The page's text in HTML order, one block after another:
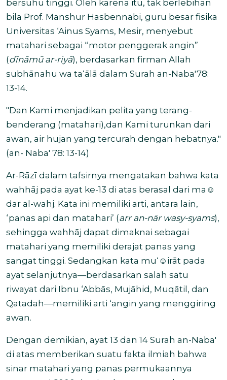
bersuhu tinggi. Oleh karena itu, tak berlebihan
bila Prof. Manshur Hasbennabi, guru besar fisika
Universitas ‘Ainus Syams, Mesir, menyebut
matahari sebagai “motor penggerak angin”
(dīnāmū ar-riyā), berdasarkan firman Allah
subhānahu wa ta‘ā ā dalam Surah an-Naba′78:
13-14.
"Dan Kami menjadikan pelita yang terang-
benderang (matahari),dan Kami turunkan dari
awan, air hujan yang tercurah dengan hebatnya."
(an- Naba′ 78: 13-14)
Ar-Rāzī dalam tafsirnya mengatakan bahwa kata
wahhāj pada ayat ke-13 di atas berasal dari ma ☺
dar al-wahj. Kata ini memiliki arti, antara lain,
‘panas api dan matahari’ (arr an-nār wasy-syams),
sehingga wahhāj dapat dimaknai sebagai
matahari yang memiliki derajat panas yang
sangat tinggi. Sedangkan kata mu‘ ☺ irāt pada
ayat selanjutnya—berdasarkan salah satu
riwayat dari Ibnu ‘Abbās, Mujā hid, Muqātil, dan
Qatadah—memiliki arti ‘angin yang menggiring
awan.
Dengan demikian, ayat 13 dan 14 Surah an-Naba′
di atas memberikan suatu fakta ilmiah bahwa
sinar matahari yang panas permukaannya